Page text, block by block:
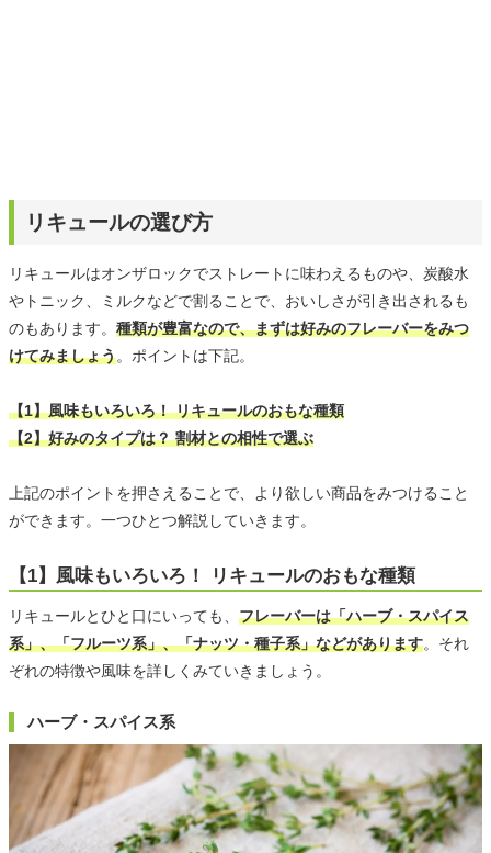
リキュールの選び方
リキュールはオンザロックでストレートに味わえるものや、炭酸水
やトニック、ミルクなどで割ることで、おいしさが引き出されるも
のもあります。 種類が豊富なので、まずは好みのフレーバーをみつ
けてみましょう。ポイントは下記。
【1】風味もいろいろ！ リキュールのおもな種類
【2】好みのタイプは？ 割材との相性で選ぶ
上記のポイントを押さえることで、より欲しい商品をみつけること
ができます。一つひとつ解説していきます。
【1】風味もいろいろ！ リキュールのおもな種類
リキュールとひと口にいっても、 フレーバーは「ハーブ・スパイス
系」、「フルーツ系」、「ナッツ・種子系」などがあります。それ
ぞれの特徴や風味を詳しくみていきましょう。
ハーブ・スパイス系